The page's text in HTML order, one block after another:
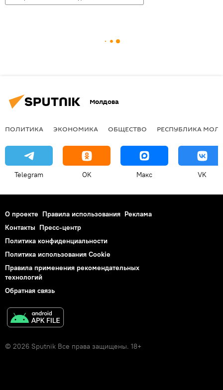
Молдова
ПОЛИТИКА ЭКОНОМИКА ОБЩЕСТВО РЕСПУБЛИКА
Telegram OK Макс VK
О проекте Правила использования Реклама
Контакты Пресс-центр
Политика конфиденциальности
Политика использования Cookie
Правила применения рекомендательных
технологий
Обратная связь
© 2026 Sputnik Все права защищены. 18+